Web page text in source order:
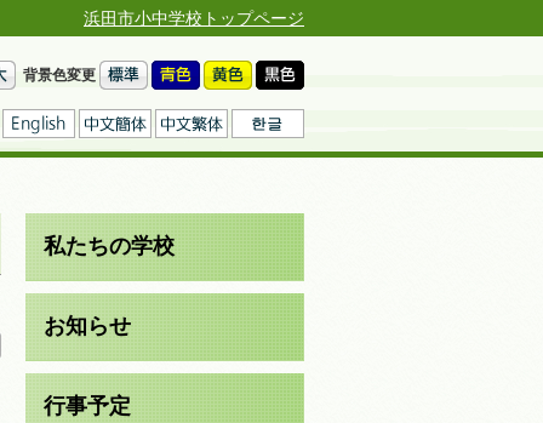
浜田市小中学校トップページ
背景色変更
私たちの学校
お知らせ
行事予定